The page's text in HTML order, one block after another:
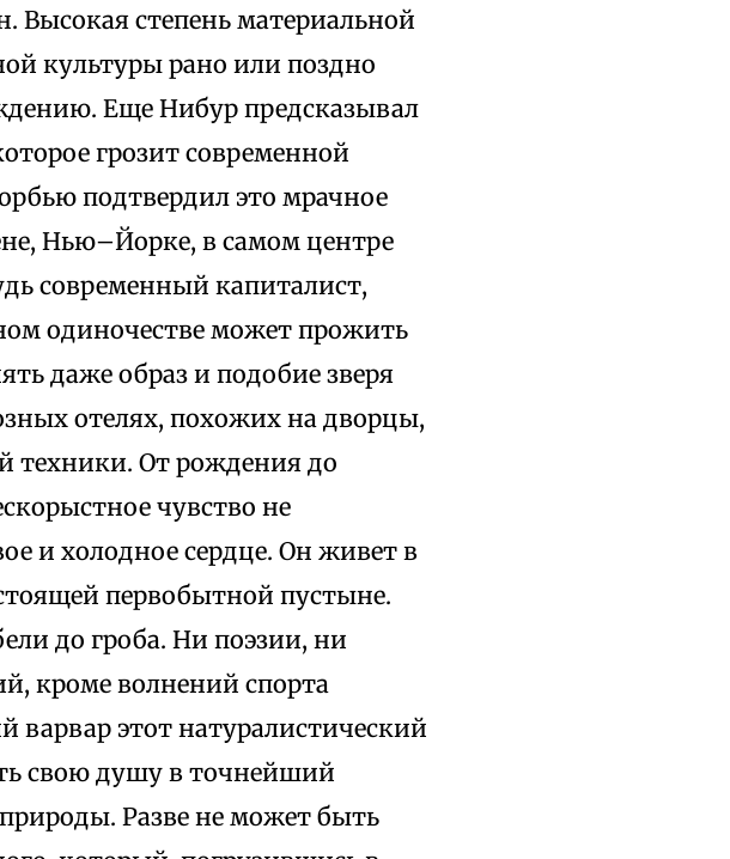
Высокая степень материальной
культуры рано или поздно
Еще Нибур предсказывал
грозит современной
подтвердил это мрачное
Нью–Йорке, в самом центре
современный капиталист,
одиночестве может прожить
даже образ и подобие зверя
отелях, похожих на дворцы,
техники. От рождения до
чувство не
и холодное сердце. Он живет в
первобытной пустыне.
до гроба. Ни поэзии, ни
кроме волнений спорта
варвар этот натуралистический
свою душу в точнейший
Разве не может быть